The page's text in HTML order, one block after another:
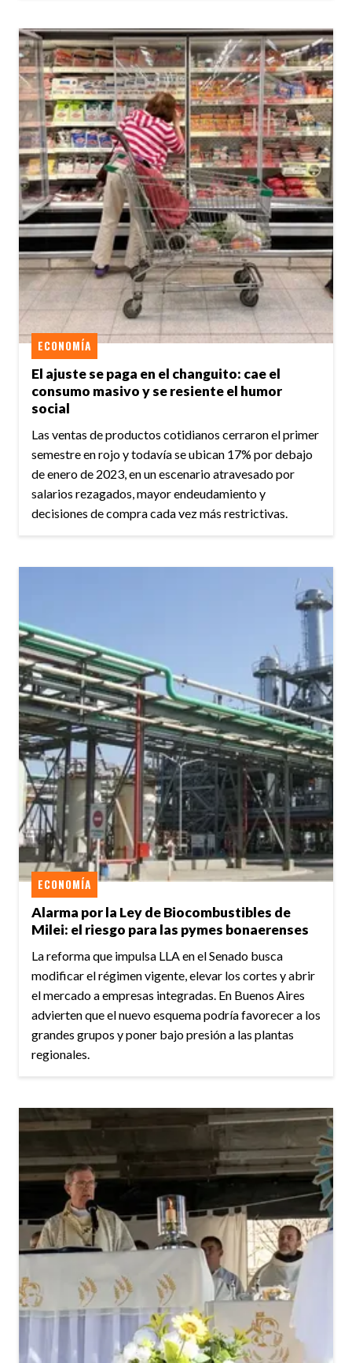
El ajuste se paga en el changuito: cae el
consumo masivo y se resiente el humor
social
ECONOMÍA
Las ventas de productos cotidianos cerraron el primer
semestre en rojo y todavía se ubican 17% por debajo
de enero de 2023, en un escenario atravesado por
salarios rezagados, mayor endeudamiento y
decisiones de compra cada vez más restrictivas.
Alarma por la Ley de Biocombustibles de
Milei: el riesgo para las pymes bonaerenses
ECONOMÍA
La reforma que impulsa LLA en el Senado busca
modificar el régimen vigente, elevar los cortes y abrir
el mercado a empresas integradas. En Buenos Aires
advierten que el nuevo esquema podría favorecer a los
grandes grupos y poner bajo presión a las plantas
regionales.